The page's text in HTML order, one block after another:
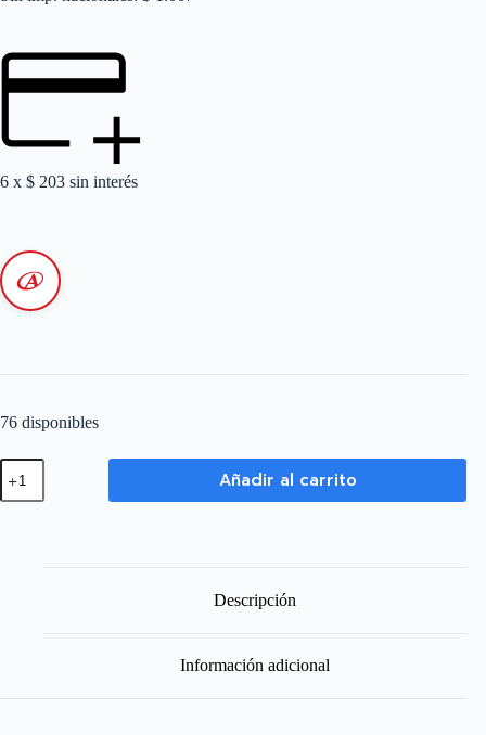
6 x $ 203 sin interés
76 disponibles
Cable
Telefónico
3
Añadir al carrito
Descripción
Información adicional